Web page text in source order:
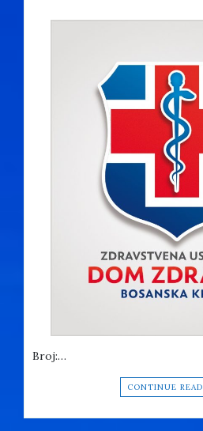
Broj:…
CONTINUE